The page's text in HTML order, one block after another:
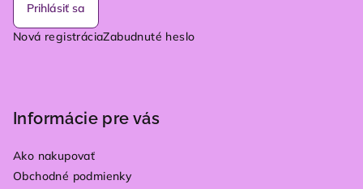
Prihlásiť sa
Nová registráciaZabudnuté heslo
Informácie pre vás
Ako nakupovať
Obchodné podmienky